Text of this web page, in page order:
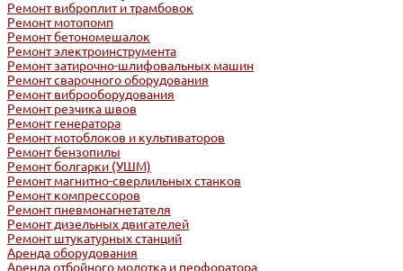
Ремонт виброплит и трамбовок
Ремонт мотопомп
Ремонт бетономешалок
Ремонт электроинструмента
Ремонт затирочно-шлифовальных машин
Ремонт сварочного оборудования
Ремонт виброоборудования
Ремонт резчика швов
Ремонт генератора
Ремонт мотоблоков и культиваторов
Ремонт бензопилы
Ремонт болгарки (УШМ)
Ремонт магнитно-сверлильных станков
Ремонт компрессоров
Ремонт пневмонагнетателя
Ремонт дизельных двигателей
Ремонт штукатурных станций
Аренда оборудования
Аренда отбойного молотка и перфоратора